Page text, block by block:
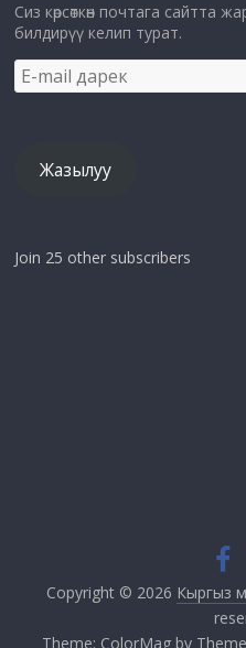
Сиз көрсөткөн почтага сайтта
билдирүү келип турат.
E-
mail
Жазылуу
Join 25 other subscribers
Copyright © 2026 Кыргыз
Theme: ColorMagby